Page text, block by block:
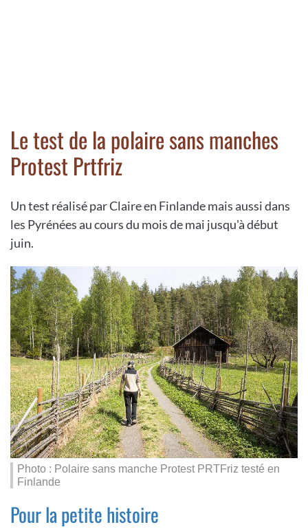
Le test de la polaire sans manches
Protest Prtfriz
Un test réalisé par Claire en Finlande mais aussi dans
les Pyrénées au cours du mois de mai jusqu'à début
juin.
Photo : Polaire sans manche Protest PRTFriz testé en
Finlande
Pour la petite histoire